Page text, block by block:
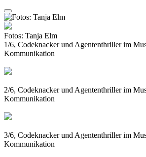
Fotos: Tanja Elm
1/6, Codeknacker und Agententhriller im
Kommunikation
2/6, Codeknacker und Agententhriller im
Kommunikation
3/6, Codeknacker und Agententhriller im
Kommunikation